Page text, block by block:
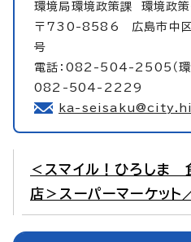
環境局環境政策課 環境政
〒730-8586 広島市中区
号
電話：082-504-2505（環
082-504-2229
ka-
＜スマイル！ひろしま
店＞スーパーマーケット